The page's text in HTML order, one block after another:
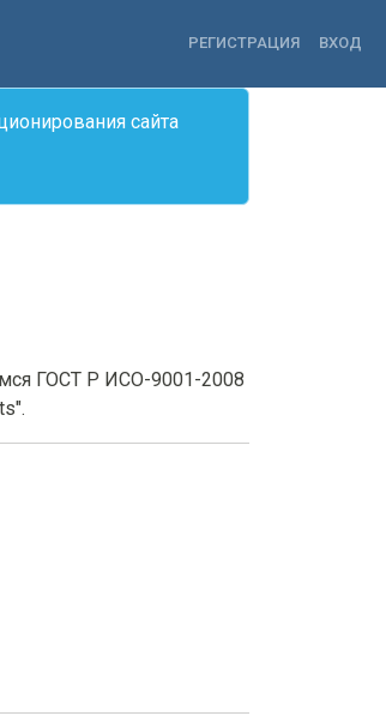
РЕГИСТРАЦИЯ ВХОД
сайта
ГОСТ Р ИСО-9001-2008